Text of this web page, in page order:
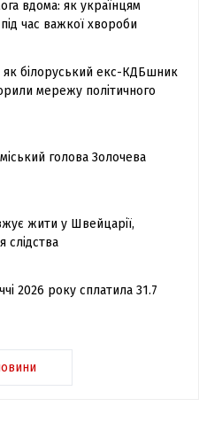
вдома: як українцям
час важкої хвороби
як білоруський екс-КДБшник
мережу політичного
голова Золочева
жити у Швейцарії,
2026 року сплатила 31.7